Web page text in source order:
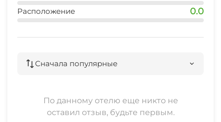
Расположение 0.0
Сначала популярные
По данному отелю еще никто не
оставил отзыв, будьте первым.